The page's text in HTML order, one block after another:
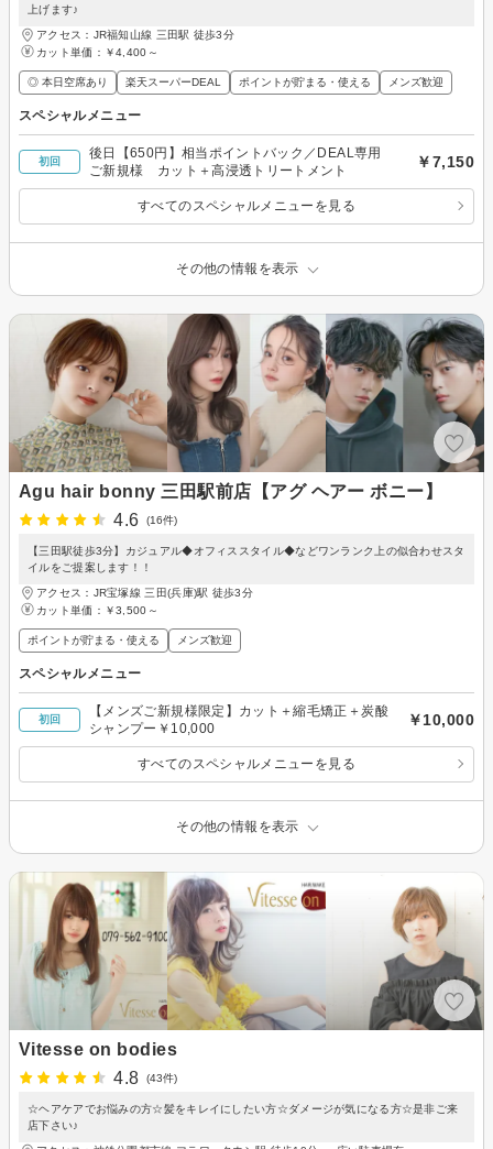
上げます♪
アクセス：JR福知山線 三田駅 徒歩3分
カット単価： ￥4,400～
◎ 本日空席あり 楽天スーパーDEAL ポイントが貯まる・使える メンズ歓迎
スペシャルメニュー
初回
後日【650円】相当ポイントバック／DEAL専用
ご新規様 カット＋高浸透トリートメント
￥7,150
すべてのスペシャルメニューを見る
その他の情報を表示
Agu hair bonny 三田駅前店【アグ ヘアー ボニー】
4.6
(16件)
【三田駅徒歩3分】カジュアル◆オフィススタイル◆などワンランク上の似合わせスタ
イルをご提案します！！
アクセス：JR宝塚線 三田(兵庫)駅 徒歩3分
カット単価： ￥3,500～
ポイントが貯まる・使える メンズ歓迎
スペシャルメニュー
初回
【メンズご新規様限定】カット＋縮毛矯正＋炭酸
シャンプー￥10,000
￥10,000
すべてのスペシャルメニューを見る
その他の情報を表示
Vitesse on bodies
4.8
(43件)
☆ヘアケアでお悩みの方☆髪をキレイにしたい方☆ダメージが気になる方☆是非ご来
店下さい♪